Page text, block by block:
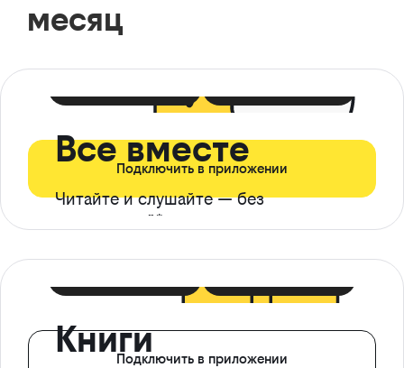
месяц
Все вместе
Читайте и слушайте — без
ограничений*
Подключить в приложении
КнигиПодключить в приложении